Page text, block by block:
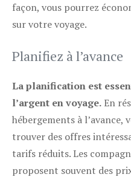
façon, vous pourrez
sur votre voyage.
Planifiez à l’avance
La planification est
l’argent en voyage.En
hébergements à l’avance,
trouver des offres
tarifs réduits. Les
proposent souvent des